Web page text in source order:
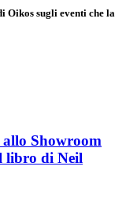
Oikos sugli eventi che la
Showroom
libro di Neil